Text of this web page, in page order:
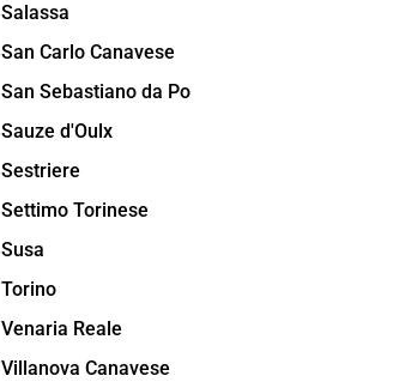
Salassa
San Carlo Canavese
San Sebastiano da Po
Sauze d'Oulx
Sestriere
Settimo Torinese
Susa
Torino
Venaria Reale
Villanova Canavese